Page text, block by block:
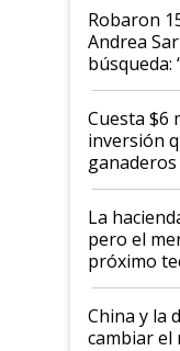
Robaron
Andrea
búsqueda:
toca a
Cuesta $6
inversión
ganaderos
histórico
La
pero el
próximo
China y la
cambiar el